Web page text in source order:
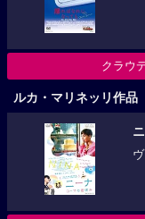
クラウ
ルカ・マリネッリ作品